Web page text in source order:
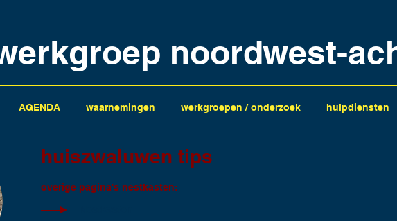
huiszwaluwen tips
overige pagina's nestkasten:
noordwest-
AGENDA waarnemingen werkgroepen / onderzoek hulpdiensten